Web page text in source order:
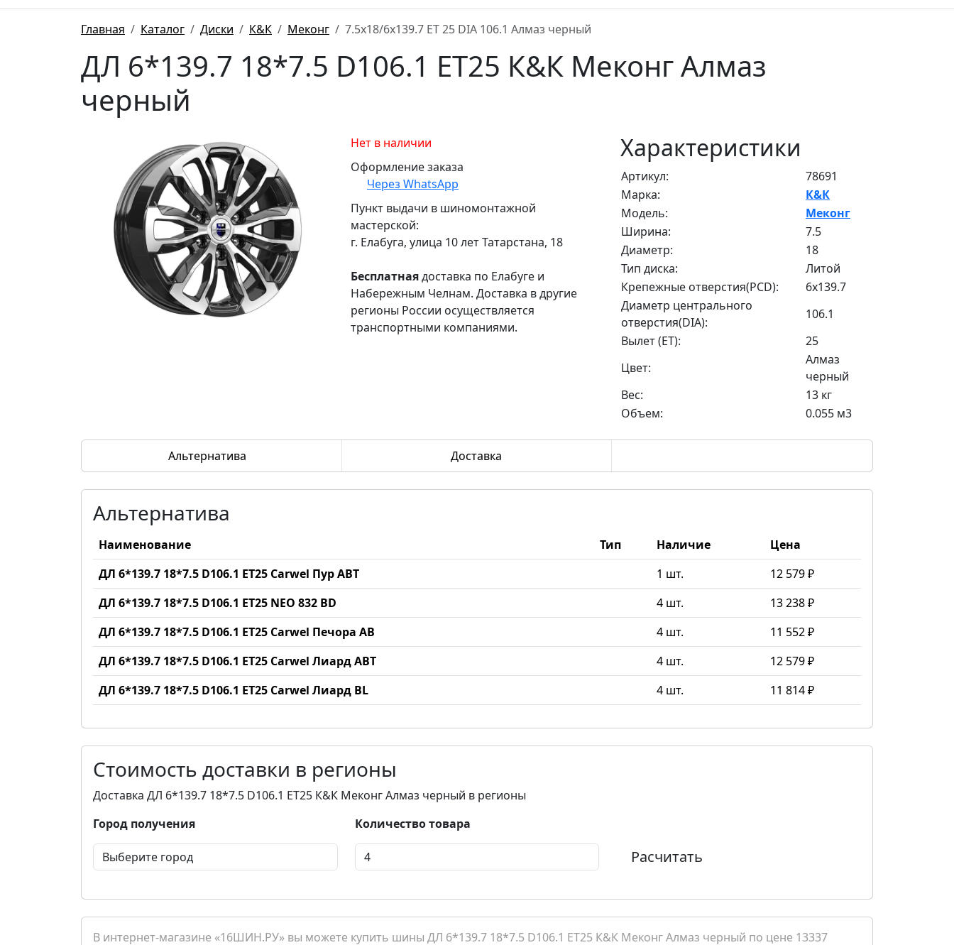
Главная Каталог Диски К&К Меконг 7.5x18/6x139.7 ET 25 DIA 106.1 Алмаз черный
ДЛ 6*139.7 18*7.5 D106.1 ET25 К&К Меконг Алмаз
черный
Нет в наличии
Оформление заказа
Через WhatsApp
Пункт выдачи в шиномонтажной
мастерской:
г. Елабуга, улица 10 лет Татарстана, 18
Бесплатнаядоставка по Елабуге и
Набережным Челнам. Доставка в другие
регионы России осуществляется
транспортными компаниями.
Характеристики
Артикул:
78691
Марка:
К&К
Модель:
Меконг
Ширина:
7.5
Диаметр:
18
Тип диска:
Литой
Крепежные отверстия(PCD):
6x139.7
Диаметр центрального
отверстия(DIA):
106.1
Вылет (ET):
25
Цвет:
Алмаз
черный
Вес:
13 кг
Объем:
0.055 м3
Альтернатива Доставка
Альтернатива
Наименование Тип Наличие
Цена
ДЛ 6*139.7 18*7.5 D106.1 ET25 Carwel Пур ABT
1 шт.
12 579 ₽
ДЛ 6*139.7 18*7.5 D106.1 ET25 NEO 832 BD
4 шт.
13 238 ₽
ДЛ 6*139.7 18*7.5 D106.1 ET25 Carwel Печора AB
4 шт.
11 552 ₽
ДЛ 6*139.7 18*7.5 D106.1 ET25 Carwel Лиард ABT
4 шт.
12 579 ₽
ДЛ 6*139.7 18*7.5 D106.1 ET25 Carwel Лиард BL
4 шт. 11 814 ₽
Стоимость доставки в регионы
Доставка ДЛ 6*139.7 18*7.5 D106.1 ET25 К&К Меконг Алмаз черный в регионы
Город получения
Количество товара
Расчитать
В интернет-магазине «16ШИН.РУ» вы можете купить шины ДЛ 6*139.7 18*7.5 D106.1 ET25 К&К Меконг Алмаз черный по цене 13337